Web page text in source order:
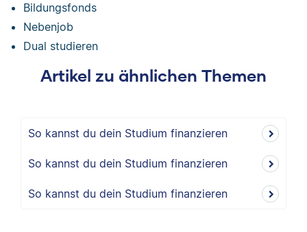
Bildungsfonds
Nebenjob
Dual studieren
Artikel zu ähnlichen Themen
So kannst du dein Studium finanzieren
So kannst du dein Studium finanzieren
So kannst du dein Studium finanzieren